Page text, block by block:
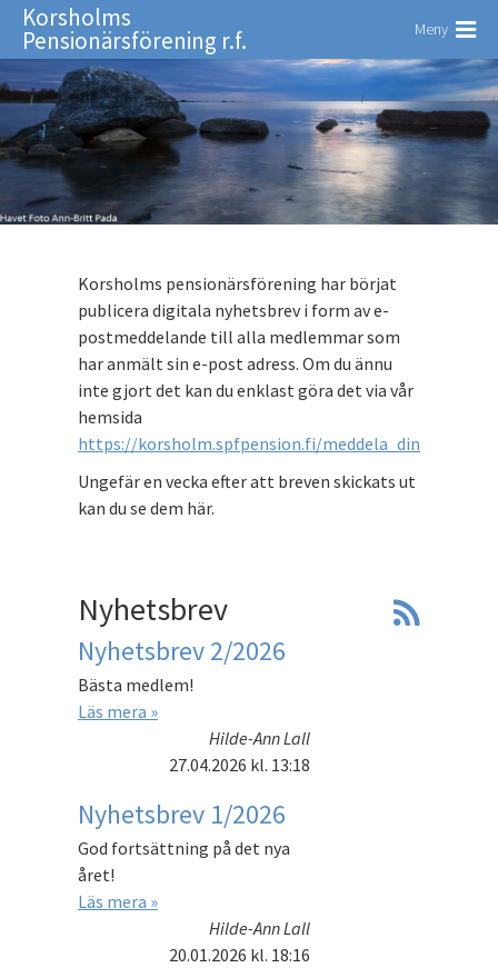
Korsholms
Pensionärsförening r.f. Meny
Korsholms pensionärsförening har börjat
publicera digitala nyhetsbrev i form av e-
postmeddelande till alla medlemmar som
har anmält sin e-post adress. Om du ännu
inte gjort det kan du enklast göra det via vår
hemsida
https://korsholm.spfpension.fi/meddela_din_e_post
Ungefär en vecka efter att breven skickats ut
kan du se dem här.
Nyhetsbrev
Nyhetsbrev 2/2026
Bästa medlem!
Läs mera »
Hilde-Ann Lall
27.04.2026 kl. 13:18
Nyhetsbrev 1/2026
God fortsättning på det nya
året!
Läs mera »
Hilde-Ann Lall
20.01.2026 kl. 18:16